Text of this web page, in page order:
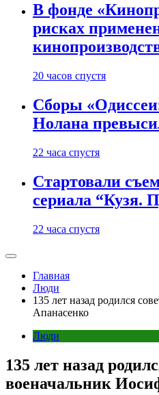
В фонде
рисках
20 часов спустя
Сборы
Нолана
22 часа спустя
Стартовали
сериала “Кузя.
22 часа спустя
Главная
Люди
135 лет назад родился
Апанасенко
Люди
135 лет назад
военачальник